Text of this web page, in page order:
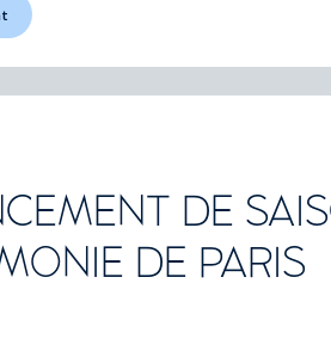
DE
DE PARIS